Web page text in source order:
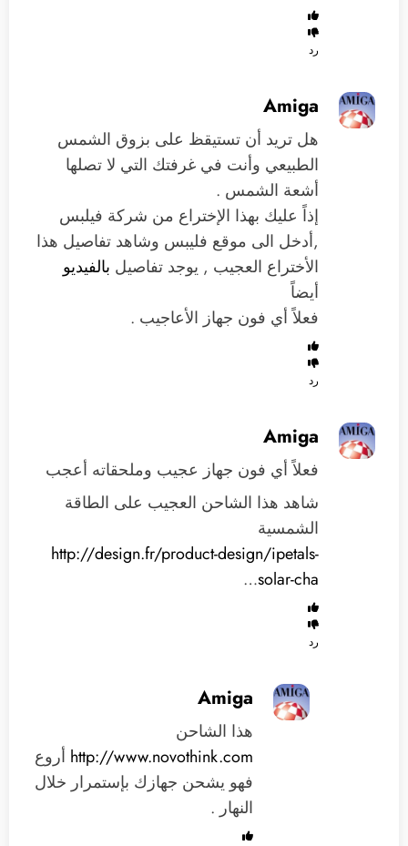
رد
Amiga
هل تريد أن تستيقظ على بزوق الشمس
الطبيعي وأنت في غرفتك التي لا تصلها
أشعة الشمس .
إذاً عليك بهذا الإختراع من شركة فيلبس
,أدخل الى موقع فليبس وشاهد تفاصيل هذا
الأختراع العجيب , يوجد تفاصيل بالفيديو
أيضاً
فعلاً أي فون جهاز الأعاجيب .
رد
Amiga
فعلاً أي فون جهاز عجيب وملحقاته أعجب
شاهد هذا الشاحن العجيب على الطاقة
الشمسية
http://design.fr/product-design/ipetals-
solar-cha
…
رد
Amiga
هذا الشاحن
http://www.novothink.com أروع
فهو يشحن جهازك بإستمرار خلال
النهار .